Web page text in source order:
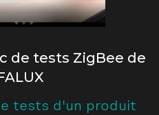
de tests ZigBee de
tests d'un produit